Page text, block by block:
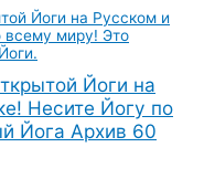
Йоги на
Несите Йогу по
Йога Архив 60